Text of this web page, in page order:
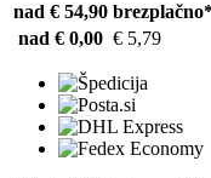
nad € 54,90
nad € 0,00 € 5,79